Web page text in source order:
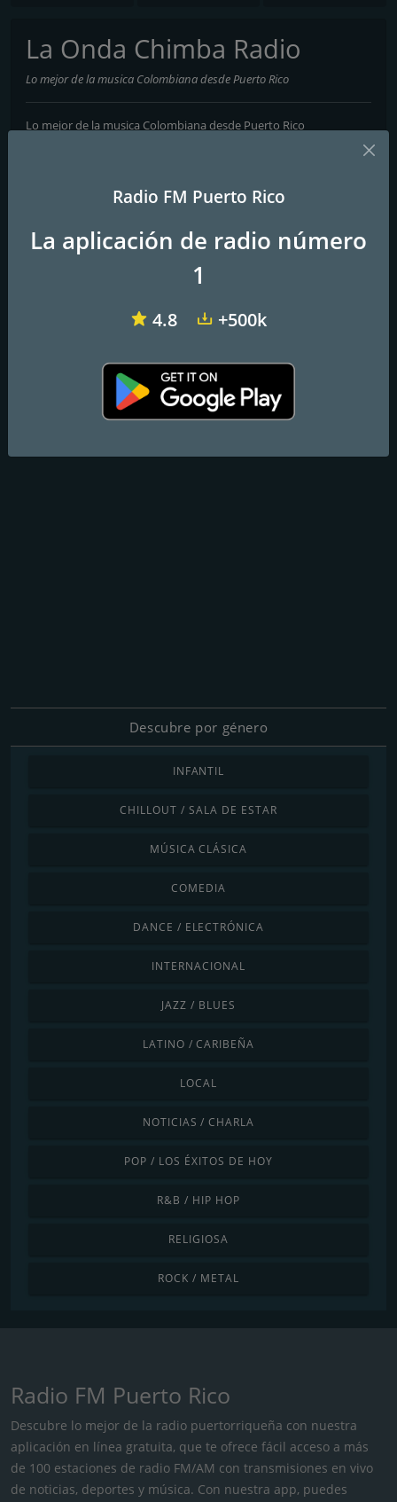
La Onda Chimba Radio
Lo mejor de la musica Colombiana desde Puerto Rico
Lo mejor de la musica Colombiana desde Puerto Rico
http://www.laondatropikalradio.com
Teléfono:
787-208-8595
Correo electrónico:
Descubre por género
INFANTIL
CHILLOUT / SALA DE ESTAR
MÚSICA CLÁSICA
COMEDIA
DANCE / ELECTRÓNICA
INTERNACIONAL
JAZZ / BLUES
LATINO / CARIBEÑA
LOCAL
NOTICIAS / CHARLA
POP / LOS ÉXITOS DE HOY
R&B / HIP HOP
RELIGIOSA
ROCK / METAL
Radio FM Puerto Rico
Descubre lo mejor de la radio puertorriqueña con nuestra
aplicación en línea gratuita, que te ofrece fácil acceso a más
de 100 estaciones de radio FM/AM con transmisiones en vivo
de noticias, deportes y música. Con nuestra app, puedes
Radio FM Puerto Rico
La aplicación de radio número
1
4.8 +500k